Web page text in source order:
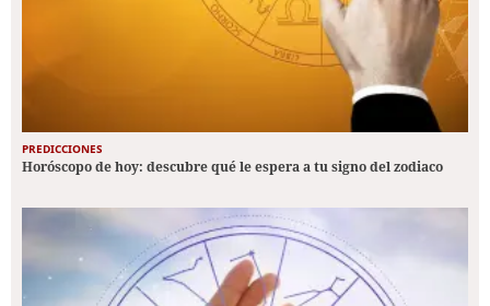
PREDICCIONES
Horóscopo de hoy: descubre qué le espera a tu signo del zodiaco